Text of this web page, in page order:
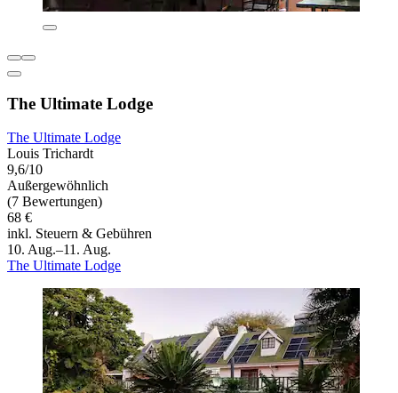
The Ultimate Lodge
The Ultimate Lodge
Louis Trichardt
9,6/10
Außergewöhnlich
(7 Bewertungen)
68 €
inkl. Steuern & Gebühren
10. Aug.–11. Aug.
The Ultimate Lodge